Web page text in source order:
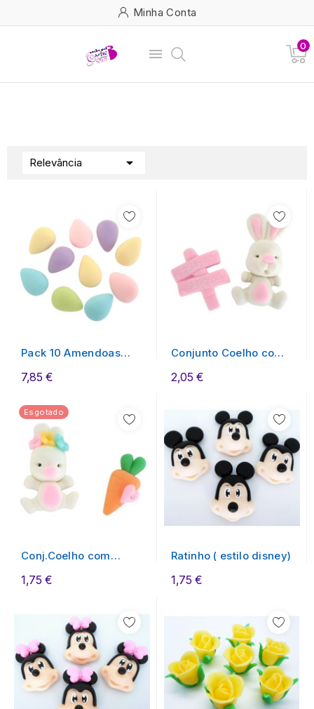
Minha Conta
 0
Relevância 
Pack 10 Amendoas
7,85 €
Conjunto Coelho com
2,05 €
Esgotado
Conj.Coelho com
1,75 €
Ratinho ( estilo disney)
1,75 €